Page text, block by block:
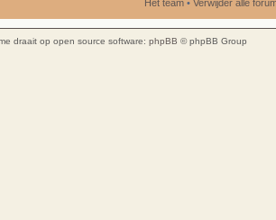
Het team• Verwijder alle
draait op open source software: phpBB © phpBB Group